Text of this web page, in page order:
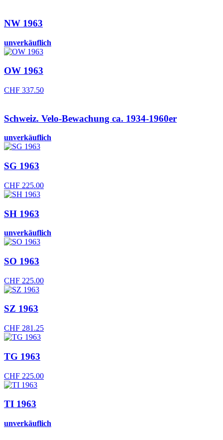
NW 1963
unverkäuflich
OW 1963
CHF 337.50
Schweiz. Velo-Bewachung ca. 1934-1960er
unverkäuflich
SG 1963
CHF 225.00
SH 1963
unverkäuflich
SO 1963
CHF 225.00
SZ 1963
CHF 281.25
TG 1963
CHF 225.00
TI 1963
unverkäuflich